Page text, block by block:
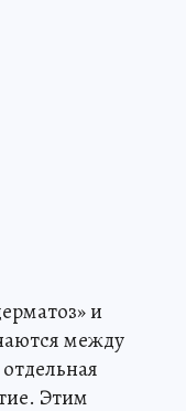
и
между
Этим